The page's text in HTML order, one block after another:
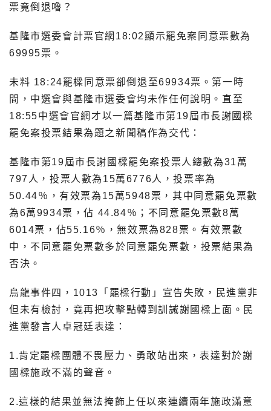
票竟倒退嚕？
基隆市選委會計票官網18:02顯示罷免案同意票數為
69995票。
未料 18:24罷樑同意票卻倒退至69934票。第一時
間，中選會與基隆市選委會均未作任何說明。直至
18:55中選會官網才以一篇基隆市第19屆市長謝國樑
罷免案投票結果為題之新聞稿作為交代：
基隆市第19屆市長謝國樑罷免案投票人總數為31萬
797人，投票人數為15萬6776人，投票率為
50.44％，有效票為15萬5948票，其中同意罷免票數
為6萬9934票，佔 44.84％；不同意罷免票數8萬
6014票，佔55.16％，無效票為828票。有效票數
中，不同意罷免票數多於同意罷免票數，投票結果為
否決。
烏龍事件四，1013「罷樑行動」宣告失敗，民進黨非
但未有檢討，竟再把攻擊點轉到訓誡謝國樑上面。民
進黨發言人卓冠廷表達：
1.肯定罷樑團體不畏壓力、勇敢站出來，表達對於謝
國樑施政不滿的聲音。
2.這樣的結果並無法掩飾上任以來連續兩年施政滿意